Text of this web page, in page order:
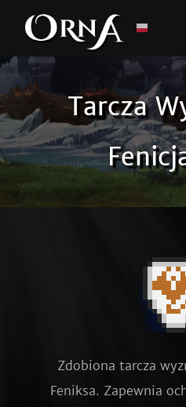
Tarcza
Zdobiona tarcza
Feniksa. Zapewnia